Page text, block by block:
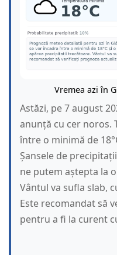
Vremea azi în
Astăzi, pe 7 august
anunță cu cer noros.
între o minimă de
Șansele de
ne putem aștepta la
Vântul va sufla slab,
Este recomandat să
pentru a fi la curent